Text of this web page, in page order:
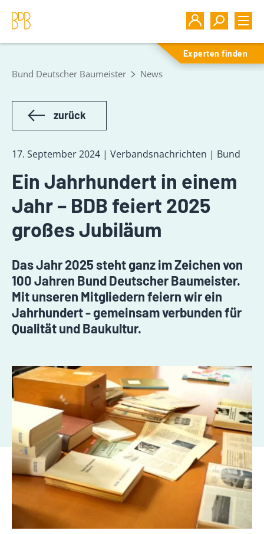
Experten finden
Bund Deutscher Baumeister News
zurück
17. September 2024 | Verbandsnachrichten | Bund
Ein Jahrhundert in einem
Jahr – BDB feiert 2025
großes Jubiläum
Das Jahr 2025 steht ganz im Zeichen von
100 Jahren Bund Deutscher Baumeister.
Mit unseren Mitgliedern feiern wir ein
Jahrhundert - gemeinsam verbunden für
Qualität und Baukultur.